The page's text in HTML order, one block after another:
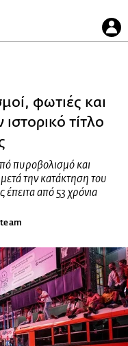
φωτιές και
τίτλο
πυροβολισμό και
την κατάκτηση του
από 53 χρόνια